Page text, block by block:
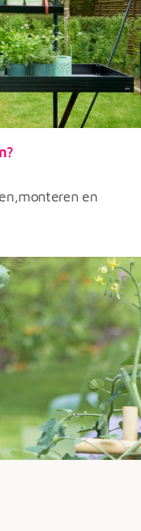
en